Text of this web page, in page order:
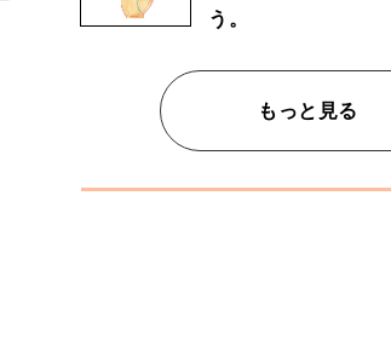
う。
もっと見る